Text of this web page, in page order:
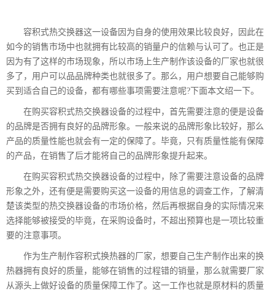
容积式热交换器这一设备因为自身的使用效果比较良好，因此在
如今的销售市场中也就拥有比较高的销量户的信赖与认可了。也正是
因为有了这样的市场现象，所以市场上生产制作该设备的厂家也就很
多了，用户可以品品牌种类也就很多了。那么，用户想要自己能够购
买到适合自己的设备，都有哪些事项需要注意呢?下面本文绍一下。
在购买容积式热交换器设备的过程中，首先需要注意的便是设备
的品牌是否拥有良好的品牌形象。一般来说的品牌形象比较好，那么
产品的质量性能也就会有一定的保障了。毕竟，只有质量性能有保障
的产品，在销售了后才能将自己的品牌形象提升起来。
在购买容积式热交换器设备的过程中，除了需要注意设备的品牌
形象之外，还有便是需要购买这一设备的用信息的调查工作，了解清
楚该类型的热交换器设备的市场价格，然后再根据自身的实际情况来
选择能够被接受的毕竟，在采购设备时，不超出预算也是一项比较重
要的注意事项。
作为生产制作容积式换热器的厂家，想要自己生产制作出来的换
热器拥有良好的质量，能够在销售的过程错的销量，那么就需要厂家
从源头上做好设备的质量保障工作了。这一工作也就是原材料的质量